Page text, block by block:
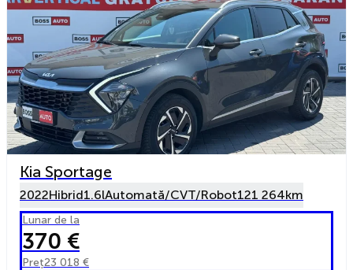
Kia Sportage
2022Hibrid1.6lAutomată/CVT/Robot121 264km
Lunar de la
370 €
Preț23 018 €